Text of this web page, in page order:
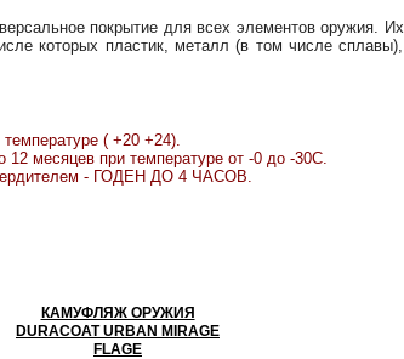
покрытие для всех элементов оружия. Их
которых пластик, металл (в том числе сплавы),
( +20 +24).
месяцев при температуре от -0 до -30С.
- ГОДЕН ДО 4 ЧАСОВ.
КАМУФЛЯЖ ОРУЖИЯ
DURACOAT URBAN MIRAGE
FLAGE